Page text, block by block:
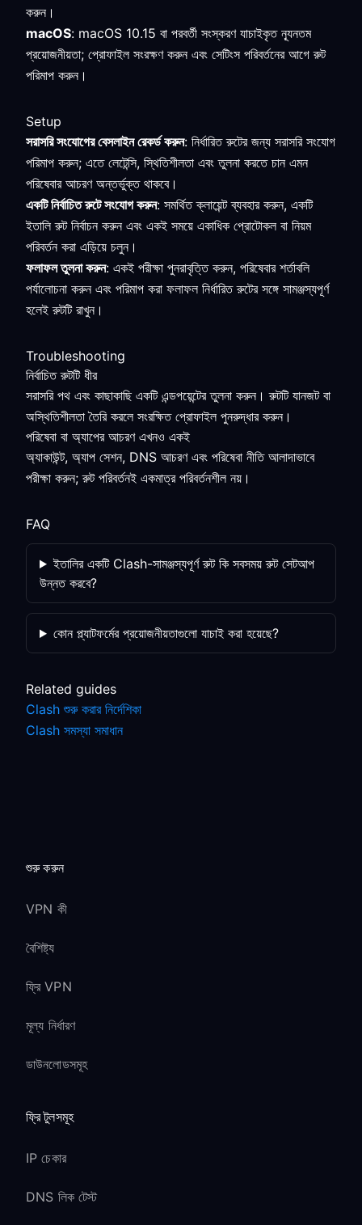
করুন।
macOS: macOS 10.15 বা পরবর্তী সংস্করণ যাচাইকৃত ন্যূনতম
প্রয়োজনীয়তা; প্রোফাইল সংরক্ষণ করুন এবং সেটিংস পরিবর্তনের আগে রুট
পরিমাপ করুন।
Setup
সরাসরি সংযোগের বেসলাইন রেকর্ড করুন: নির্ধারিত রুটের জন্য সরাসরি সংযোগ
পরিমাপ করুন; এতে লেটেন্সি, স্থিতিশীলতা এবং তুলনা করতে চান এমন
পরিষেবার আচরণ অন্তর্ভুক্ত থাকবে।
একটি নির্বাচিত রুটে সংযোগ করুন: সমর্থিত ক্লায়েন্ট ব্যবহার করুন, একটি
ইতালি রুট নির্বাচন করুন এবং একই সময়ে একাধিক প্রোটোকল বা নিয়ম
পরিবর্তন করা এড়িয়ে চলুন।
ফলাফল তুলনা করুন: একই পরীক্ষা পুনরাবৃত্তি করুন, পরিষেবার শর্তাবলি
পর্যালোচনা করুন এবং পরিমাপ করা ফলাফল নির্ধারিত রুটের সঙ্গে সামঞ্জস্যপূর্ণ
হলেই রুটটি রাখুন।
Troubleshooting
নির্বাচিত রুটটি ধীর
সরাসরি পথ এবং কাছাকাছি একটি এন্ডপয়েন্টের তুলনা করুন। রুটটি যানজট বা
অস্থিতিশীলতা তৈরি করলে সংরক্ষিত প্রোফাইল পুনরুদ্ধার করুন।
পরিষেবা বা অ্যাপের আচরণ এখনও একই
অ্যাকাউন্ট, অ্যাপ সেশন, DNS আচরণ এবং পরিষেবা নীতি আলাদাভাবে
পরীক্ষা করুন; রুট পরিবর্তনই একমাত্র পরিবর্তনশীল নয়।
FAQ
ইতালির একটি Clash-সামঞ্জস্যপূর্ণ রুট কি সবসময় রুট সেটআপ
উন্নত করবে?
কোন প্ল্যাটফর্মের প্রয়োজনীয়তাগুলো যাচাই করা হয়েছে?
Related guides
Clash শুরু করার নির্দেশিকা
Clash সমস্যা সমাধান
শুরু করুন
VPN কী
বৈশিষ্ট্য
ফ্রি VPN
মূল্য নির্ধারণ
ডাউনলোডসমূহ
ফ্রি টুলসমূহ
IP চেকার
DNS লিক টেস্ট